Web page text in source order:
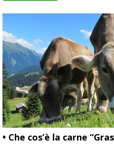
• Che cos’è la carne